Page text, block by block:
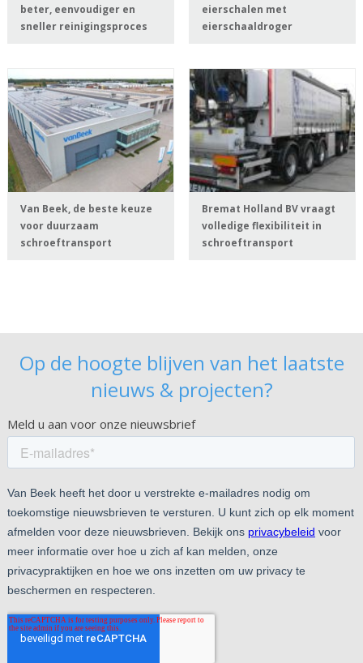
beter, eenvoudiger en
sneller reinigingsproces
eierschalen met
eierschaaldroger
Van Beek, de beste keuze
voor duurzaam
schroeftransport
Bremat Holland BV vraagt
volledige flexibiliteit in
schroeftransport
Op de hoogte blijven van het laatste
nieuws & projecten?
Meld u aan voor onze nieuwsbrief